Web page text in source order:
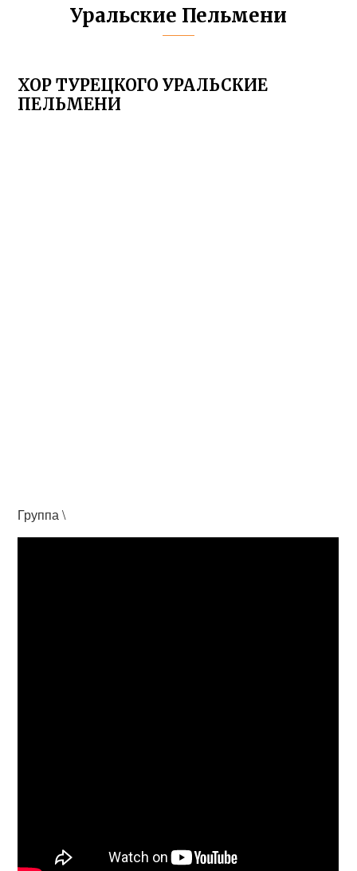
Уральские Пельмени
ХОР ТУРЕЦКОГО УРАЛЬСКИЕ
ПЕЛЬМЕНИ
Группа \